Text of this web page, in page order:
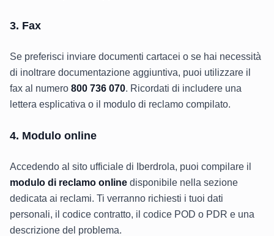
3. Fax
Se preferisci inviare documenti cartacei o se hai necessità
di inoltrare documentazione aggiuntiva, puoi utilizzare il
fax al numero 800 736 070. Ricordati di includere una
lettera esplicativa o il modulo di reclamo compilato.
4. Modulo online
Accedendo al sito ufficiale di Iberdrola, puoi compilare il
modulo di reclamo online disponibile nella sezione
dedicata ai reclami. Ti verranno richiesti i tuoi dati
personali, il codice contratto, il codice POD o PDR e una
descrizione del problema.